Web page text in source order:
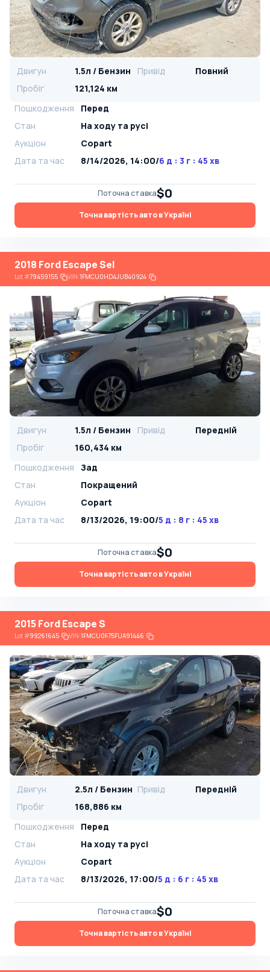
Двигун 1.5л / Бензин Привід
Повний
Пробіг
121,124 км
Пошкодження
Перед
Стан
На ​​ходу та русі
Аукціон
Copart
Дата та час
8/14/2026, 14:00/6 д : 3 г : 45 хв
Поточна ставка$0
Точна вартість авто в Україні
2018 Ford Escape Sel
Lot#79459155 VIN:1FMCU0HD4JUB40924
Двигун 1.5л / Бензин Привід
Передній
Пробіг
160,434 км
Пошкодження
Зад
Стан
Покращений
Аукціон
Copart
Дата та час
8/13/2026, 19:00/5 д : 8 г : 45 хв
Поточна ставка$0
Точна вартість авто в Україні
2015 Ford Escape S
Lot#99261645 VIN:1FMCU0F75FUA91446
Двигун 2.5л / Бензин Привід
Передній
Пробіг
168,886 км
Пошкодження
Перед
Стан
На ​​ходу та русі
Аукціон
Copart
Дата та час
8/13/2026, 17:00/5 д : 6 г : 45 хв
Поточна ставка$0
Точна вартість авто в Україні